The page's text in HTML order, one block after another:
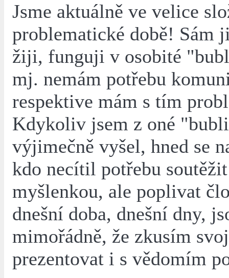
Jsme aktuálně ve velice
problematické době! Sám
žiji, funguji v osobité
mj. nemám potřebu
respektive mám s tím
Kdykoliv jsem z oné
výjimečně vyšel, hned se
kdo necítil potřebu
myšlenkou, ale poplivat
dnešní doba, dnešní dny,
mimořádně, že zkusím
prezentovat i s vědomím